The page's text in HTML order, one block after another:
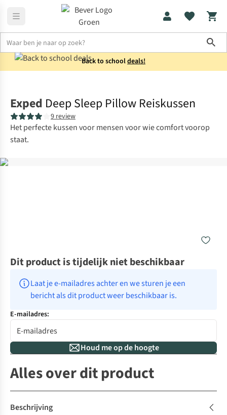
Back to schooldeals!
Exped Deep Sleep Pillow Reiskussen
9 review
Het perfecte kussen voor mensen voor wie comfort voorop
staat.
Dit product is tijdelijk niet beschikbaar
Laat je e-mailadres achter en we sturen je een
bericht als dit product weer beschikbaar is.
E-mailadres:
Houd me op de hoogte
Alles over dit product
Beschrijving